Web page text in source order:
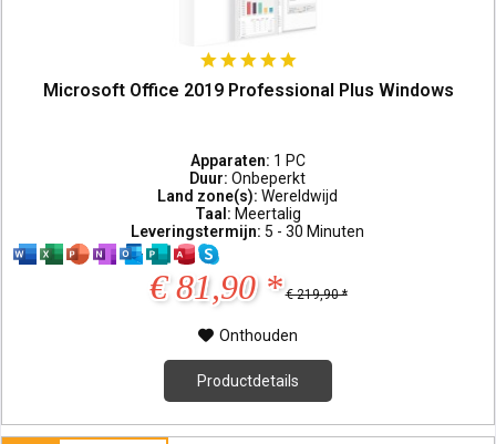
Microsoft Office 2019 Professional Plus Windows
Apparaten: 1 PC
Duur:Onbeperkt
Land zone(s):Wereldwijd
Taal: Meertalig
Leveringstermijn: 5 - 30 Minuten
€ 81,90 * € 219,90 *
Onthouden
Productdetails